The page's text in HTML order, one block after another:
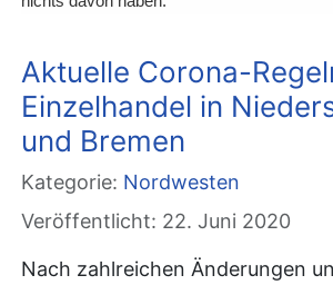
Aktuelle Corona-
Einzelhandel in
und Bremen
Kategorie: Nordwesten
Veröffentlicht: 22. Juni 2020
Nach zahlreichen Änderungen